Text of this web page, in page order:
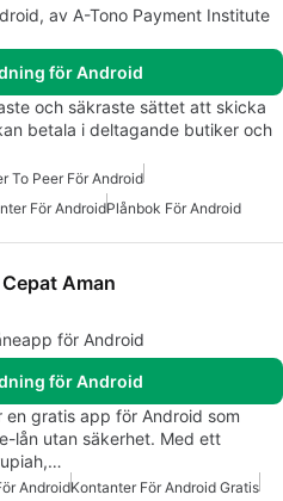
av A-Tono Payment Institute
för Android
och säkraste sättet att skicka
betala i deltagande butiker och
To Peer För Android
För AndroidPlånbok För Android
Aman
för Android
för Android
en gratis app för Android som
lån utan säkerhet. Med ett
AndroidKontanter För Android Gratis